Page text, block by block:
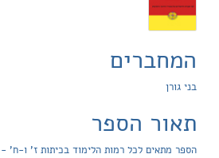
המחברים
בני גורן
תאור הספר
הספר מתאים לכל רמות הלימוד בכיתות ז' ו-ח'